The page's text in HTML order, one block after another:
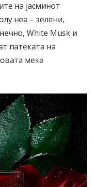
на јасминот
неа – зелени,
White Musk и
патеката на
мека